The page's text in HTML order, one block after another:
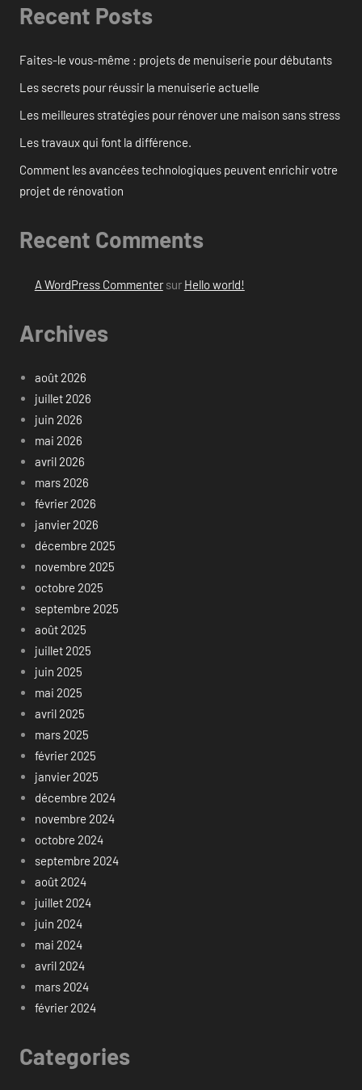
Recent Posts
Faites-le vous-même : projets de menuiserie pour débutants
Les secrets pour réussir la menuiserie actuelle
Les meilleures stratégies pour rénover une maison sans stress
Les travaux qui font la différence.
Comment les avancées technologiques peuvent enrichir votre
projet de rénovation
Recent Comments
A WordPress Commentersur Hello world!
Archives
août 2026
juillet 2026
juin 2026
mai 2026
avril 2026
mars 2026
février 2026
janvier 2026
décembre 2025
novembre 2025
octobre 2025
septembre 2025
août 2025
juillet 2025
juin 2025
mai 2025
avril 2025
mars 2025
février 2025
janvier 2025
décembre 2024
novembre 2024
octobre 2024
septembre 2024
août 2024
juillet 2024
juin 2024
mai 2024
avril 2024
mars 2024
février 2024
Categories